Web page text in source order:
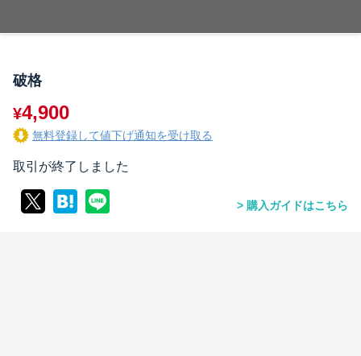
破格
¥4,900
無料登録して値下げ通知を受け取る
取引が終了しました
購入ガイドはこちら